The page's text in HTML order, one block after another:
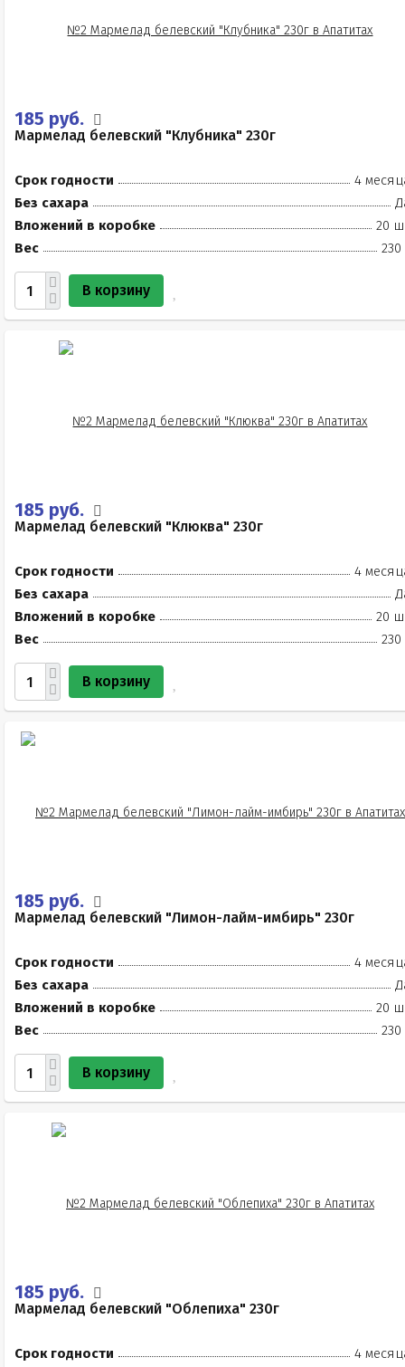
185 руб.
Мармелад белевский "Клубника" 230г
Срок годности
4
Без сахара
Вложений в коробке
20
Вес
230
В корзину
185 руб.
Мармелад белевский "Клюква" 230г
Срок годности
4
Без сахара
Вложений в коробке
20
Вес
230
В корзину
185 руб.
Мармелад белевский "Лимон-лайм-имбирь" 230г
Срок годности
4
Без сахара
Вложений в коробке
20
Вес
230
В корзину
185 руб.
Мармелад белевский "Облепиха" 230г
Срок годности
4